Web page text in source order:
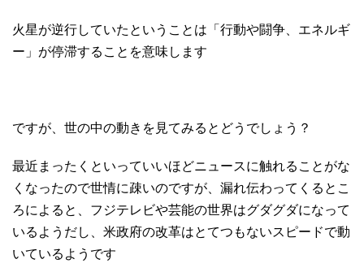
火星が逆行していたということは「行動や闘争、エネルギ
ー」が停滞することを意味します
ですが、世の中の動きを見てみるとどうでしょう？
最近まったくといっていいほどニュースに触れることがな
くなったので世情に疎いのですが、漏れ伝わってくるとこ
ろによると、フジテレビや芸能の世界はグダグダになって
いるようだし、米政府の改革はとてつもないスピードで動
いているようです